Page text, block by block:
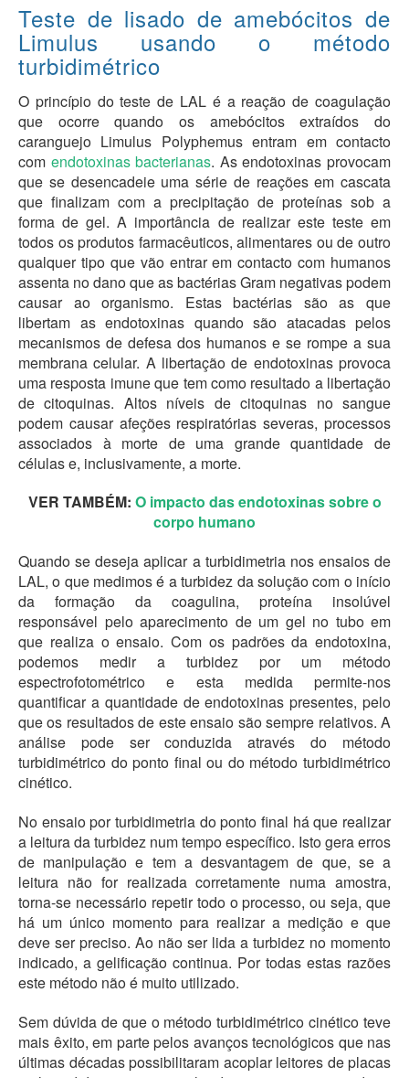
Teste de lisado de amebócitos de
Limulus usando o método
turbidimétrico
O princípio do teste de LAL é a reação de coagulação
que ocorre quando os amebócitos extraídos do
caranguejo Limulus Polyphemus entram em contacto
com endotoxinas bacterianas. As endotoxinas provocam
que se desencadeie uma série de reações em cascata
que finalizam com a precipitação de proteínas sob a
forma de gel. A importância de realizar este teste em
todos os produtos farmacêuticos, alimentares ou de outro
qualquer tipo que vão entrar em contacto com humanos
assenta no dano que as bactérias Gram negativas podem
causar ao organismo. Estas bactérias são as que
libertam as endotoxinas quando são atacadas pelos
mecanismos de defesa dos humanos e se rompe a sua
membrana celular. A libertação de endotoxinas provoca
uma resposta imune que tem como resultado a libertação
de citoquinas. Altos níveis de citoquinas no sangue
podem causar afeções respiratórias severas, processos
associados à morte de uma grande quantidade de
células e, inclusivamente, a morte.
VER TAMBÉM: O impacto das endotoxinas sobre o
corpo humano
Quando se deseja aplicar a turbidimetria nos ensaios de
LAL, o que medimos é a turbidez da solução com o início
da formação da coagulina, proteína insolúvel
responsável pelo aparecimento de um gel no tubo em
que realiza o ensaio. Com os padrões da endotoxina,
podemos medir a turbidez por um método
espectrofotométrico e esta medida permite-nos
quantificar a quantidade de endotoxinas presentes, pelo
que os resultados de este ensaio são sempre relativos. A
análise pode ser conduzida através do método
turbidimétrico do ponto final ou do método turbidimétrico
cinético.
No ensaio por turbidimetria do ponto final há que realizar
a leitura da turbidez num tempo específico. Isto gera erros
de manipulação e tem a desvantagem de que, se a
leitura não for realizada corretamente numa amostra,
torna-se necessário repetir todo o processo, ou seja, que
há um único momento para realizar a medição e que
deve ser preciso. Ao não ser lida a turbidez no momento
indicado, a gelificação continua. Por todas estas razões
este método não é muito utilizado.
Sem dúvida de que o método turbidimétrico cinético teve
mais êxito, em parte pelos avanços tecnológicos que nas
últimas décadas possibilitaram acoplar leitores de placas